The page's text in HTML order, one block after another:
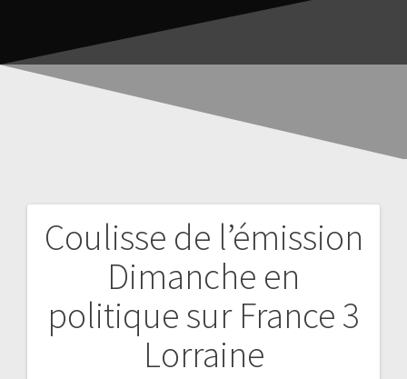
Coulisse de l’émission
Dimanche en
politique sur France 3
Lorraine